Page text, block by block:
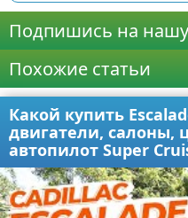
Подпишись на нашу
Похожие статьи
Какой купить
двигатели, салоны,
автопилот Super